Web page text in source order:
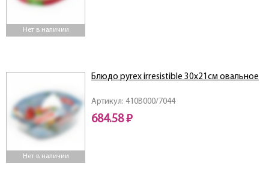
Нет в наличии
Нет в наличии
Артикул: 410B000/7044
Блюдо pyrex irresistible 30х21см овальное
684.58 ₽